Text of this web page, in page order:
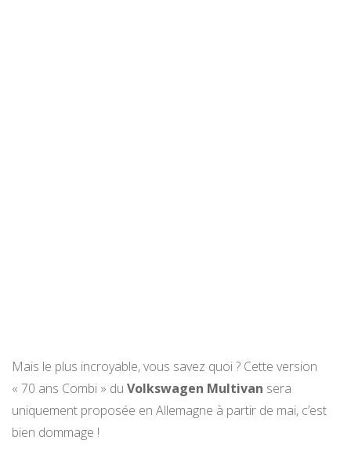
Mais le plus incroyable, vous savez quoi ? Cette version
« 70 ans Combi » du Volkswagen Multivan sera
uniquement proposée en Allemagne à partir de mai, c’est
bien dommage !